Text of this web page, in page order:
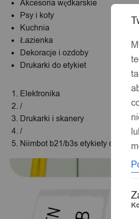
Akcesoria wędkarskie
Psy i koty
Kuchnia
Łazienka
Dekoracje i ozdoby
Drukarki do etykiet
Elektronika
/
Drukarki i skanery
/
Niimbot b21/b3s etykiety do